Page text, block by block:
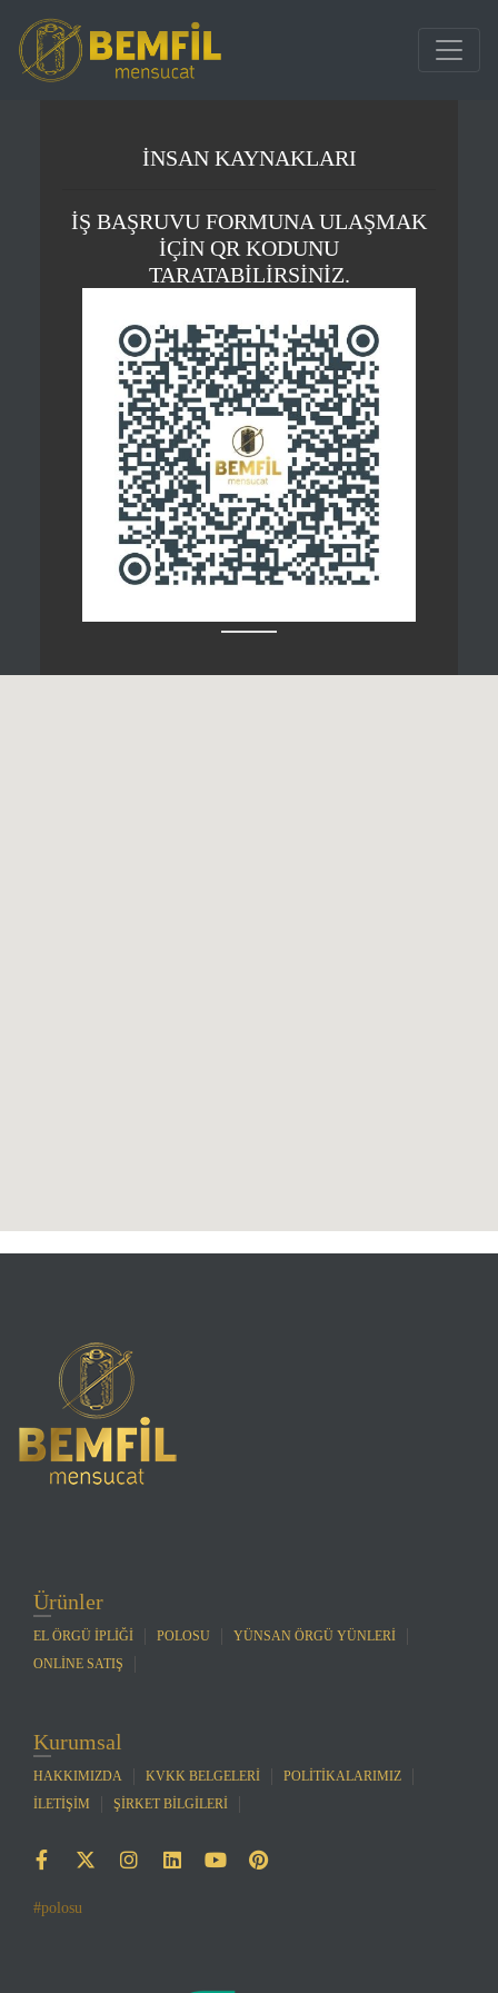
İNSAN KAYNAKLARI
İŞ BAŞRUVU FORMUNA ULAŞMAK
İÇİN QR KODUNU
TARATABİLİRSİNİZ.
Ürünler
EL ÖRGÜ İPLİĞİ POLOSU
YÜNSAN ÖRGÜ YÜNLERİ
ONLİNE SATIŞ
Kurumsal
HAKKIMIZDA KVKK BELGELERİ
POLİTİKALARIMIZ
İLETİŞİM
ŞİRKET BİLGİLERİ
#polosu